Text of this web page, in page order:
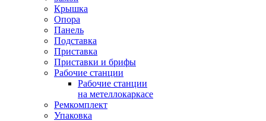
Крышка
Опора
Панель
Подставка
Приставка
Приставки и брифы
Рабочие станции
Рабочие станции
на метеллокаркасе
Ремкомплект
Упаковка